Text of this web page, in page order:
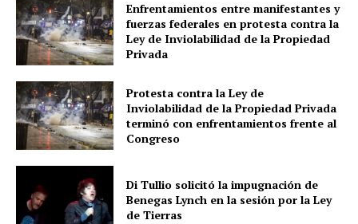
Enfrentamientos entre manifestantes y
fuerzas federales en protesta contra la
Ley de Inviolabilidad de la Propiedad
Privada
Protesta contra la Ley de
Inviolabilidad de la Propiedad Privada
terminó con enfrentamientos frente al
Congreso
Di Tullio solicitó la impugnación de
Benegas Lynch en la sesión por la Ley
de Tierras